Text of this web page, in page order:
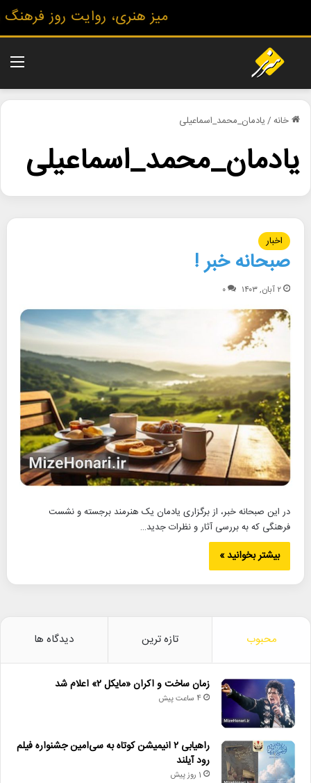
میز هنری، روایت روز فرهنگ
خانه/یادمان_محمد_اسماعیلی
یادمان_محمد_اسماعیلی
اخبار
صبحانه خبر !
۲ آبان, ۱۴۰۳ ۰
در این صبحانه خبر، از برگزاری یادمان یک هنرمند برجسته و نشست
فرهنگی که به بررسی آثار و نظرات جدید…
بیشتر بخوانید »
محبوب تازه ترین دیدگاه ها
زمان ساخت و اکران «مایکل ۲» اعلام شد
4 ساعت پیش
راهیابی ۲ انیمیشن کوتاه به سی‌امین جشنواره فیلم
رود آیلند
1 روز پیش